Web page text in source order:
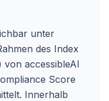
unter
des Index
von accessibleAI
Score
Innerhalb